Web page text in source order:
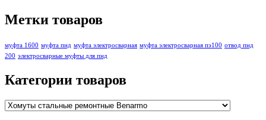
Метки товаров
муфта 1600 муфта пнд муфта электросварная муфта электросварная пэ100 отвод пнд
200 электросварные муфты для пнд
Категории товаров